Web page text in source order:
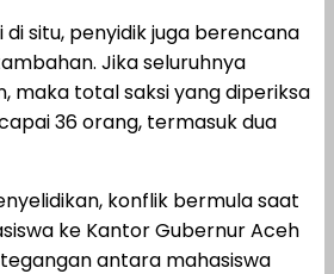
situ, penyidik juga berencana
Jika seluruhnya
maka total saksi yang diperiksa
36 orang, termasuk dua
konflik bermula saat
ke Kantor Gubernur Aceh
antara mahasiswa